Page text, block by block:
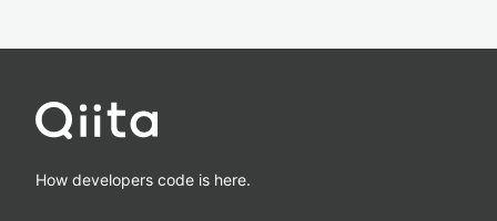
How developers code is here.